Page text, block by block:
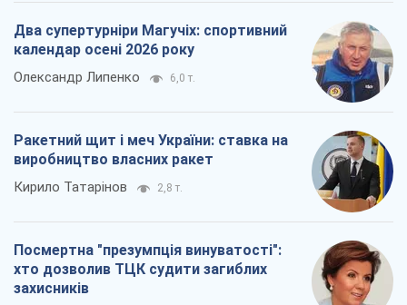
Два супертурніри Магучіх: спортивний
календар осені 2026 року
Олександр Липенко 6,0 т.
Ракетний щит і меч України: ставка на
виробництво власних ракет
Кирило Татарінов 2,8 т.
Посмертна "презумпція винуватості":
хто дозволив ТЦК судити загиблих
захисників